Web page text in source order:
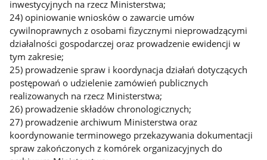
inwestycyjnych na rzecz Ministerstwa;
24) opiniowanie wniosków o zawarcie umów
cywilnoprawnych z osobami fizycznymi nieprowadzącymi
działalności gospodarczej oraz prowadzenie ewidencji w
tym zakresie;
25) prowadzenie spraw i koordynacja działań dotyczących
postępowań o udzielenie zamówień publicznych
realizowanych na rzecz Ministerstwa;
26) prowadzenie składów chronologicznych;
27) prowadzenie archiwum Ministerstwa oraz
koordynowanie terminowego przekazywania dokumentacji
spraw zakończonych z komórek organizacyjnych do